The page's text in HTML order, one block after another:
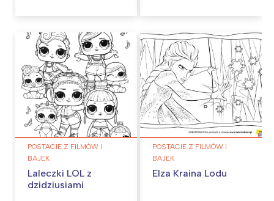
POSTACIE Z FILMÓW I
BAJEK
Laleczki LOL z
dzidziusiami
POSTACIE Z FILMÓW I
BAJEK
Elza Kraina Lodu